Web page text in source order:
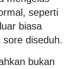
seperti
biasa
diseduh.
bukan